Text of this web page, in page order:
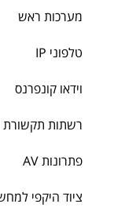
מערכות ראש
טלפוני IP
וידאו קונפרנס
רשתות תקשורת
פתרונות AV
ציוד היקפי